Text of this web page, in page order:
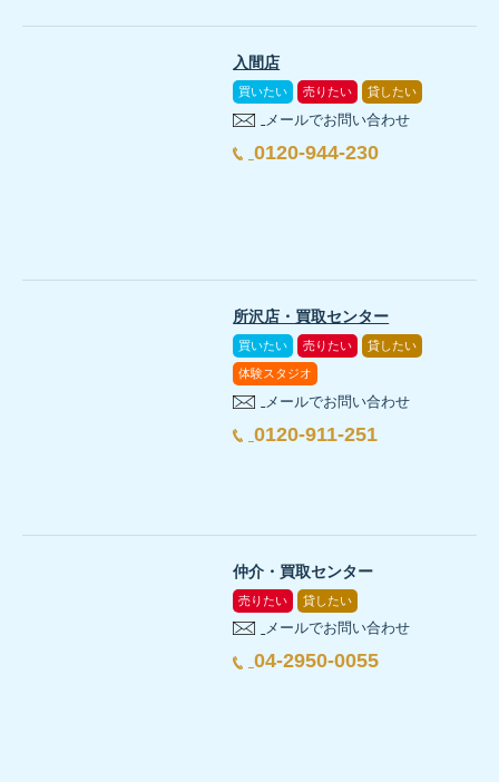
ほかのSAN+お施主様インタビュー動画も見る
SAN+で住まいづくりをされた、ほかのお施主様インタビ
入間店
買いたい 売りたい 貸したい
メールでお問い合わせ
0120-944-230
所沢店・買取センター
買いたい 売りたい 貸したい
体験スタジオ
メールでお問い合わせ
0120-911-251
仲介・買取センター
売りたい 貸したい
メールでお問い合わせ
04-2950-0055